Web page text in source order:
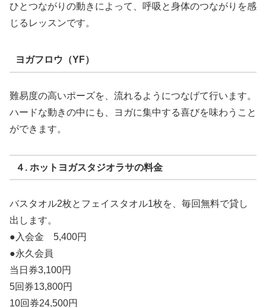
ひとつながりの動きによって、呼吸と身体のつながりを感
じるレッスンです。
ヨガフロウ（YF）
難易度の高いポーズを、流れるようにつなげて行います。
ハードな動きの中にも、ヨガに集中する喜びを味わうこと
ができます。
４. ホットヨガスタジオラサの料金
バスタオル2枚とフェイスタオル1枚を、毎回無料で貸し
出します。
●入会金 5,400円
●永久会員
当日券3,100円
5回券13,800円
10回券24,500円